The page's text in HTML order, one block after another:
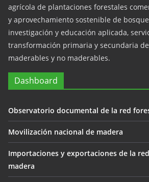
agrícola de plantaciones forestales
y aprovechamiento sostenible de
investigación y educación aplicada,
transformación primaria y secundaria
maderables y no maderables.
Dashboard
Observatorio documental de la red
Movilización nacional de madera
Importaciones y exportaciones de la
madera